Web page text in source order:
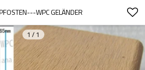
WPC GELÄNDER
1 / 1